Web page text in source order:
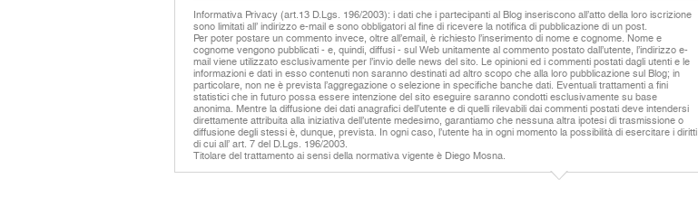
Informativa Privacy (art.13 D.Lgs. 196/2003): i dati che i partecipanti al Blog inseriscono all’atto della loro iscrizione
sono limitati all’ indirizzo e-mail e sono obbligatori al fine di ricevere la notifica di pubblicazione di un post.
Per poter postare un commento invece, oltre all’email, è richiesto l’inserimento di nome e cognome. Nome e
cognome vengono pubblicati - e, quindi, diffusi - sul Web unitamente al commento postato dall’utente, l’indirizzo e-
mail viene utilizzato esclusivamente per l’invio delle news del sito. Le opinioni ed i commenti postati dagli utenti e le
informazioni e dati in esso contenuti non saranno destinati ad altro scopo che alla loro pubblicazione sul Blog; in
particolare, non ne è prevista l’aggregazione o selezione in specifiche banche dati. Eventuali trattamenti a fini
statistici che in futuro possa essere intenzione del sito eseguire saranno condotti esclusivamente su base
anonima. Mentre la diffusione dei dati anagrafici dell’utente e di quelli rilevabili dai commenti postati deve intendersi
direttamente attribuita alla iniziativa dell’utente medesimo, garantiamo che nessuna altra ipotesi di trasmissione o
diffusione degli stessi è, dunque, prevista. In ogni caso, l’utente ha in ogni momento la possibilità di esercitare i diritti
di cui all’ art. 7 del D.Lgs. 196/2003.
Titolare del trattamento ai sensi della normativa vigente è Diego Mosna.